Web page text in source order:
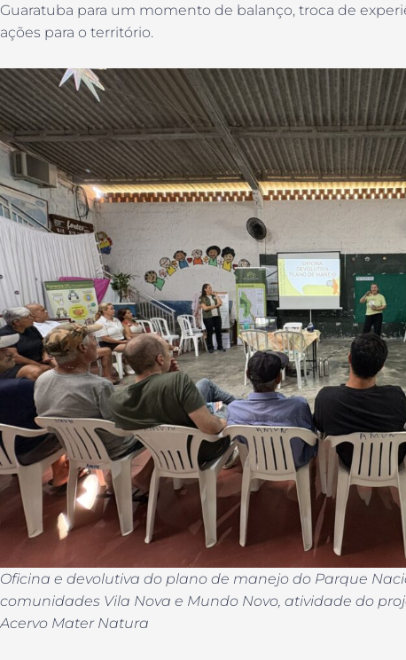
Guaratuba para um momento de balanço, troca de
ações para o território.
Oficina e devolutiva do plano de manejo do Parque
comunidades Vila Nova e Mundo Novo, atividade do
Acervo Mater Natura